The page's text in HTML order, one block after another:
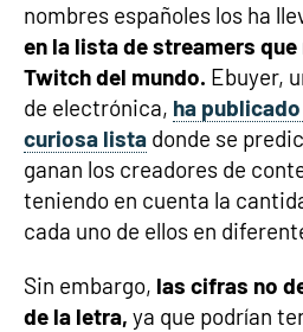
nombres españoles los ha
en la lista de streamers
Twitch del mundo. Ebuyer,
de electrónica, ha
curiosa lista donde se
ganan los creadores de
teniendo en cuenta la
cada uno de ellos en
Sin embargo, las cifras no
de la letra, ya que podrían